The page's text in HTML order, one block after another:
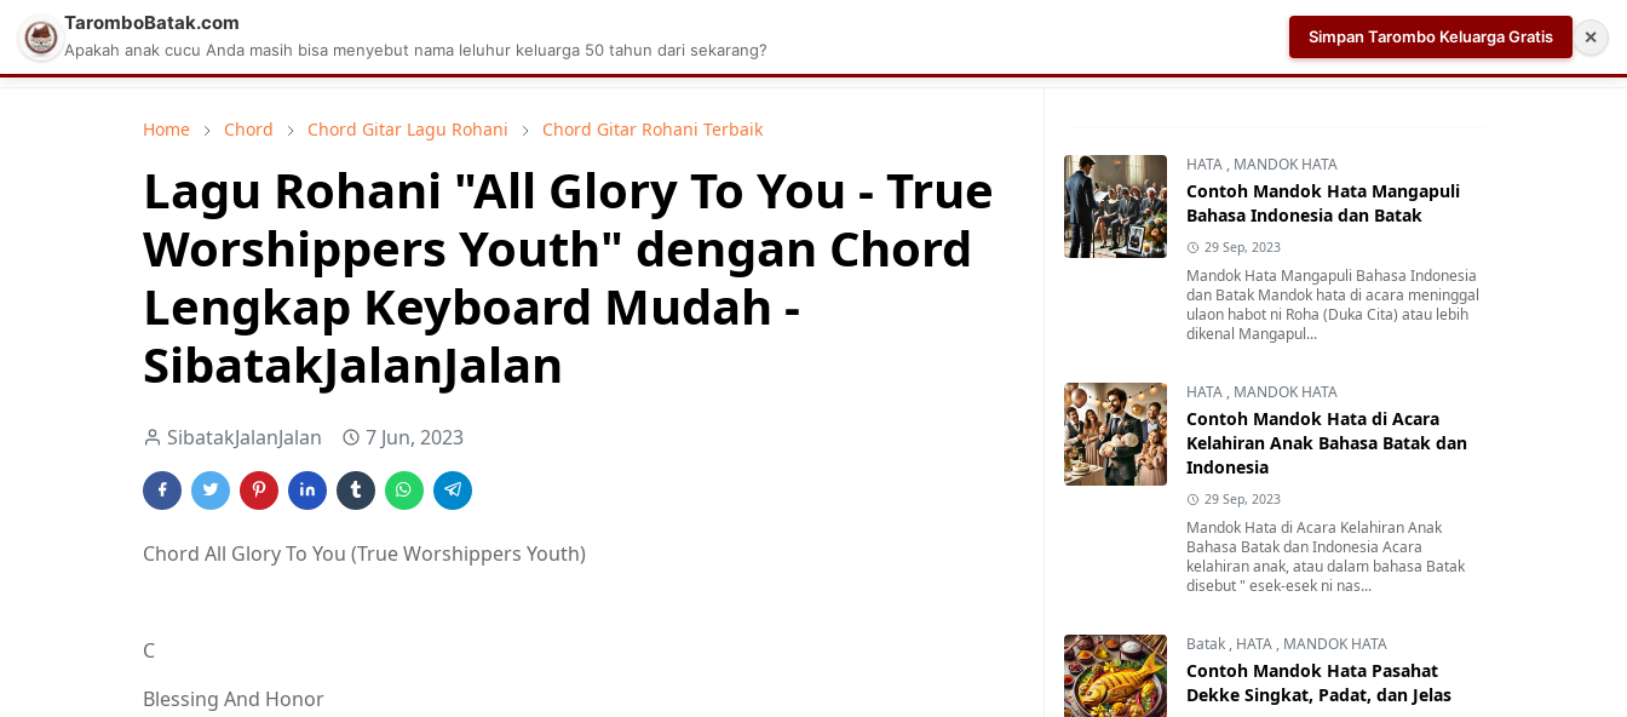
Matius Celcius Sinaga Aplikasi Pabrik Kelapa Sawit Tarombo Batak Aplikasi AI Teleprompter dan Pembuat Skrip Video
Home Chord Chord Gitar Lagu Rohani Chord Gitar Rohani Terbaik
Lagu Rohani "All Glory To You - True
Worshippers Youth" dengan Chord
Lengkap Keyboard Mudah -
SibatakJalanJalan
SibatakJalanJalan 7 Jun, 2023
Chord All Glory To You (True Worshippers Youth)
C
Blessing And Honor
HATA , MANDOK HATA
Contoh Mandok Hata Mangapuli
Bahasa Indonesia dan Batak
29 Sep, 2023
Mandok Hata Mangapuli Bahasa Indonesia
dan Batak Mandok hata di acara meninggal
ulaon habot ni Roha (Duka Cita) atau lebih
dikenal Mangapul...
HATA , MANDOK HATA
Contoh Mandok Hata di Acara
Kelahiran Anak Bahasa Batak dan
Indonesia
29 Sep, 2023
Mandok Hata di Acara Kelahiran Anak
Bahasa Batak dan Indonesia Acara
kelahiran anak, atau dalam bahasa Batak
disebut " esek-esek ni nas...
Batak , HATA , MANDOK HATA
Contoh Mandok Hata Pasahat
Dekke Singkat, Padat, dan Jelas
TaromboBatak.com
Apakah anak cucu Anda masih bisa menyebut nama leluhur keluarga 50 tahun dari sekarang?
Simpan Tarombo Keluarga Gratis ✕